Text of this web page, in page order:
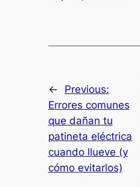
←
Previous:
Errores comunes
que dañan tu
patineta eléctrica
cuando llueve (y
cómo evitarlos)